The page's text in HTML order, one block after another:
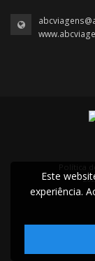
Este
experiência.